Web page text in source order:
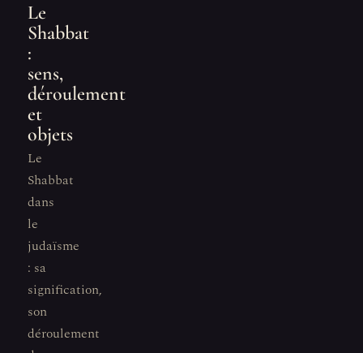
Le
Shabbat
:
sens,
déroulement
et
objets
Le
Shabbat
dans
le
judaïsme
: sa
signification,
son
déroulement